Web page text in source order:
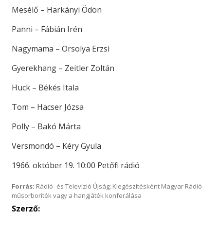
Mesélő – Harkányi Ödön
Panni – Fábián Irén
Nagymama – Orsolya Erzsi
Gyerekhang – Zeitler Zoltán
Huck – Békés Itala
Tom – Hacser Józsa
Polly – Bakó Márta
Versmondó – Kéry Gyula
1966. október 19. 10:00 Petőfi rádió
Forrás: Rádió- és Televízió Újság; Kiegészítésként Magyar Rádió
műsorboríték vagy a hangjáték konferálása
Szerző: